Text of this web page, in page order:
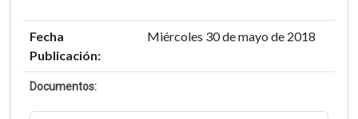
Fecha
Publicación:
Miércoles 30 de mayo de 2018
Documentos: